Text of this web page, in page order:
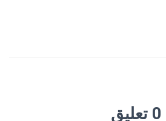
0 تعليق